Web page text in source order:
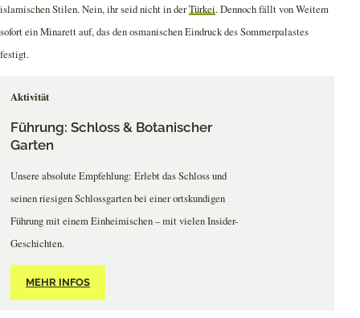
islamischen Stilen. Nein, ihr seid nicht in derTürkei. Dennoch fällt von Weitem
sofort ein Minarett auf, das den osmanischen Eindruck des Sommerpalastes
festigt.
Aktivität
Führung: Schloss & Botanischer
Garten
Unsere absolute Empfehlung: Erlebt das Schloss und
seinen riesigen Schlossgarten bei einer ortskundigen
Führung mit einem Einheimischen – mit vielen Insider-
Geschichten.
MEHR INFOS